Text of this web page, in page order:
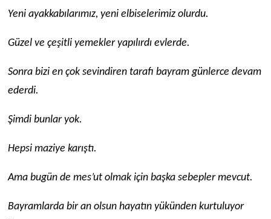
Yeni ayakkabılarımız, yeni elbiselerimiz olurdu.
Güzel ve çeşitli yemekler yapılırdı evlerde.
Sonra bizi en çok sevindiren tarafı bayram günlerce devam
ederdi.
Şimdi bunlar yok.
Hepsi maziye karıştı.
Ama bugün de mes’ut olmak için başka sebepler mevcut.
Bayramlarda bir an olsun hayatın yükünden kurtuluyor